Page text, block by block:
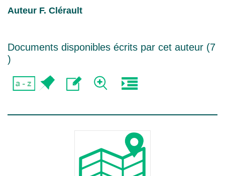
Auteur F. Clérault
Documents disponibles écrits par cet auteur (7
)